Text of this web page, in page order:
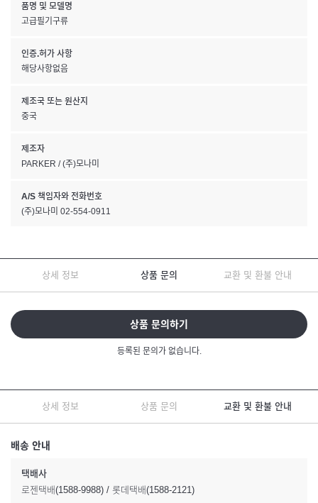
품명 및 모델명
고급필기구류
인증.허가 사항
해당사항없음
제조국 또는 원산지
중국
제조자
PARKER / (주)모나미
A/S 책임자와 전화번호
(주)모나미 02-554-0911
상세 정보 상품 문의 교환 및 환불 안내
상품 문의하기
등록된 문의가 없습니다.
상세 정보 상품 문의 교환 및 환불 안내
배송 안내
택배사
로젠택배(1588-9988) / 롯데택배(1588-2121)